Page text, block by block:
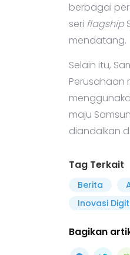
berbagai
seri flagship
mendatang.
Selain itu,
Perusahaan
maju
diandalkan
Tag Terkait
Berita
Inovasi
Bagikan